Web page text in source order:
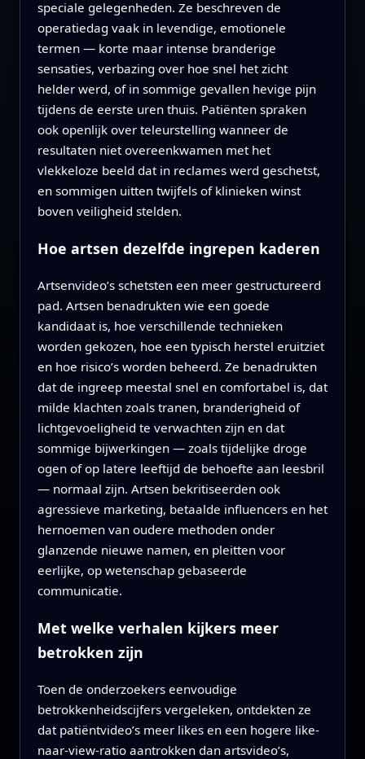
speciale gelegenheden. Ze beschreven de
operatiedag vaak in levendige, emotionele
termen — korte maar intense branderige
sensaties, verbazing over hoe snel het zicht
helder werd, of in sommige gevallen hevige pijn
tijdens de eerste uren thuis. Patiënten spraken
ook openlijk over teleurstelling wanneer de
resultaten niet overeenkwamen met het
vlekkeloze beeld dat in reclames werd geschetst,
en sommigen uitten twijfels of klinieken winst
boven veiligheid stelden.
Hoe artsen dezelfde ingrepen kaderen
Artsenvideo’s schetsten een meer gestructureerd
pad. Artsen benadrukten wie een goede
kandidaat is, hoe verschillende technieken
worden gekozen, hoe een typisch herstel eruitziet
en hoe risico’s worden beheerd. Ze benadrukten
dat de ingreep meestal snel en comfortabel is, dat
milde klachten zoals tranen, branderigheid of
lichtgevoeligheid te verwachten zijn en dat
sommige bijwerkingen — zoals tijdelijke droge
ogen of op latere leeftijd de behoefte aan leesbril
— normaal zijn. Artsen bekritiseerden ook
agressieve marketing, betaalde influencers en het
hernoemen van oudere methoden onder
glanzende nieuwe namen, en pleitten voor
eerlijke, op wetenschap gebaseerde
communicatie.
Met welke verhalen kijkers meer
betrokken zijn
Toen de onderzoekers eenvoudige
betrokkenheidscijfers vergeleken, ontdekten ze
dat patiëntvideo’s meer likes en een hogere like-
naar-view-ratio aantrokken dan artsvideo’s,